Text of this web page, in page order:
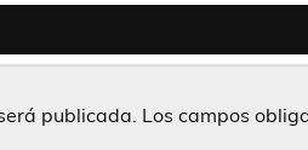
publicada. Los campos